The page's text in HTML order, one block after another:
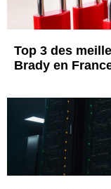
Top 3 des
Brady en